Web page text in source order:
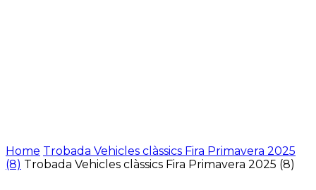
Home Trobada Vehicles clàssics Fira Primavera 2025
(8) Trobada Vehicles clàssics Fira Primavera 2025 (8)